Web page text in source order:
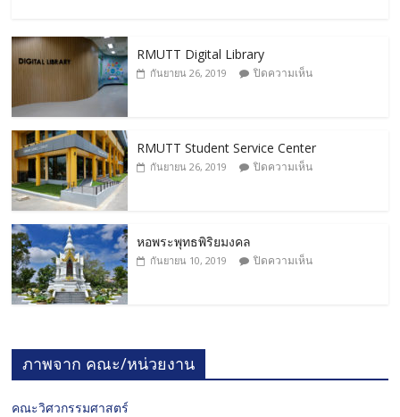
RMUTT Digital Library
กันยายน 26, 2019 ปิดความเห็น
RMUTT Student Service Center
กันยายน 26, 2019 ปิดความเห็น
หอพระพุทธพิริยมงคล
กันยายน 10, 2019 ปิดความเห็น
ภาพจาก คณะ/หน่วยงาน
คณะวิศวกรรมศาสตร์